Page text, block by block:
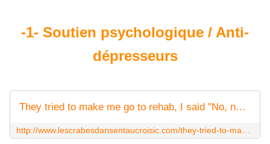
-1- Soutien psychologique / Anti-
dépresseurs
They tried to make me go to rehab, I said "No, no, no". - Les crabes dansent au Croisic